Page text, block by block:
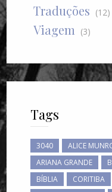
Traduções (12)
Viagem (3)
Tags
3040 ALICE
ARIANA GRANDE
BÍBLIA
CORITIBA